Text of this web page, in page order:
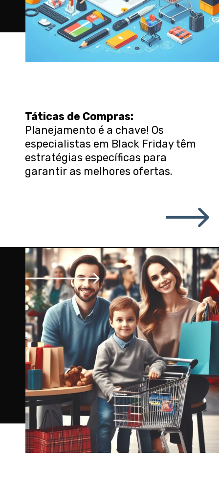
Táticas de Compras:
Planejamento é a chave! Os
especialistas em Black Friday têm
estratégias específicas para
garantir as melhores ofertas.